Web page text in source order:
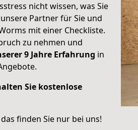
nicht wissen, was Sie
Partner für Sie und
mit einer Checkliste.
zu nehmen und
9 Jahre Erfahrung in
Sie kostenlose
das finden Sie nur bei uns!